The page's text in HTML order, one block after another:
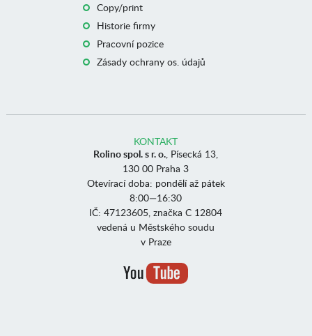
Copy/print
Historie firmy
Pracovní pozice
Zásady ochrany os. údajů
KONTAKT
Rolino spol. s r. o., Písecká 13,
130 00 Praha 3
Otevírací doba: pondělí až pátek
8:00—16:30
IČ: 47123605, značka C 12804
vedená u Městského soudu
v Praze